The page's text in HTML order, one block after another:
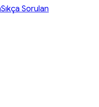
Sıkça Sorulan